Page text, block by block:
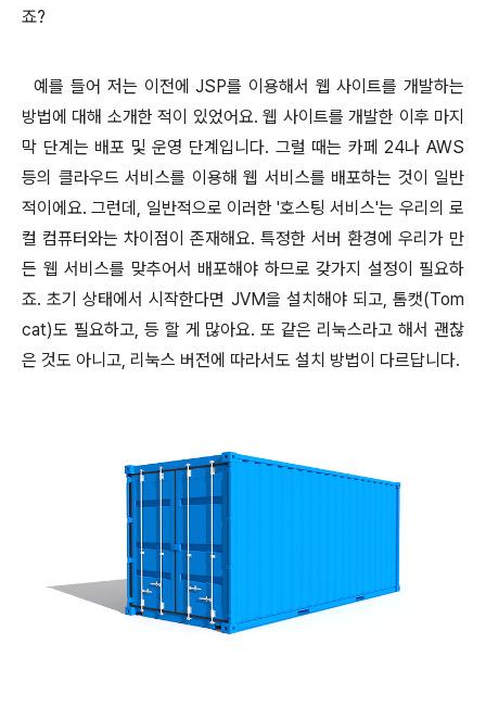
죠?
예를 들어 저는 이전에 JSP를 이용해서 웹 사이트를 개발하는
방법에 대해 소개한 적이 있었어요. 웹 사이트를 개발한 이후 마지
막 단계는 배포 및 운영 단계 입니다. 그럴 때는 카페 24나 AWS
등의 클라우드 서비스를 이용해 웹 서비스를 배포하는 것이 일반
적이에요. 그런데, 일반적으로 이러한 '호스팅 서비스'는 우리의 로
컬 컴퓨터와는 차이점이 존재해요. 특정한 서버 환경에 우리가 만
든 웹 서비스를 맞추어서 배포해야 하므로 갖가지 설정이 필요하
죠. 초기 상태에서 시작한다면 JVM을 설치해야 되고, 톰캣(Tom
cat)도 필요하고, 등 할 게 많아요. 또 같은 리눅스라고 해서 괜찮
은 것도 아니고, 리눅스 버전에 따라서도 설치 방법이 다르답니다.